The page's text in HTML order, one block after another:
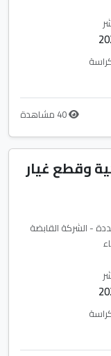
وقطع غيار
- الشركة القابضة